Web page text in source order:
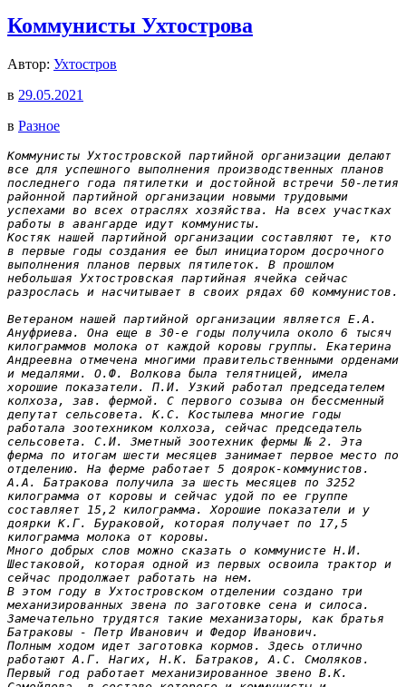
Коммунисты Ухтострова
Автор: Ухтостров
в 29.05.2021
в Разное
Коммунисты Ухтостровской партийной организации делают
все для успешного выполнения производственных планов
последнего года пятилетки и достойной встречи 50-летия
районной партийной организации новыми трудовыми
успехами во всех отраслях хозяйства. На всех участках
работы в авангарде идут коммунисты.
Костяк нашей партийной организации составляют те, кто
в первые годы создания ее был инициатором досрочного
выполнения планов первых пятилеток. В прошлом
небольшая Ухтостровская партийная ячейка сейчас
разрослась и насчитывает в своих рядах 60 коммунистов.
Ветераном нашей партийной организации является Е.А.
Ануфриева. Она еще в 30-е годы получила около 6 тысяч
килограммов молока от каждой коровы группы. Екатерина
Андреевна отмечена многими правительственными орденами
и медалями. О.Ф. Волкова была телятницей, имела
хорошие показатели. П.И. Узкий работал председателем
колхоза, зав. фермой. С первого созыва он бессменный
депутат сельсовета. К.С. Костылева многие годы
работала зоотехником колхоза, сейчас председатель
сельсовета. С.И. Зметный зоотехник фермы № 2. Эта
ферма по итогам шести месяцев занимает первое место по
отделению. На ферме работает 5 доярок-коммунистов.
А.А. Батракова получила за шесть месяцев по 3252
килограмма от коровы и сейчас удой по ее группе
составляет 15,2 килограмма. Хорошие показатели и у
доярки К.Г. Бураковой, которая получает по 17,5
килограмма молока от коровы.
Много добрых слов можно сказать о коммунисте Н.И.
Шестаковой, которая одной из первых освоила трактор и
сейчас продолжает работать на нем.
В этом году в Ухтостровском отделении создано три
механизированных звена по заготовке сена и силоса.
Замечательно трудятся такие механизаторы, как братья
Батраковы - Петр Иванович и Федор Иванович.
Полным ходом идет заготовка кормов. Здесь отлично
работают А.Г. Нагих, Н.К. Батраков, А.С. Смоляков.
Первый год работает механизированное звено В.К.